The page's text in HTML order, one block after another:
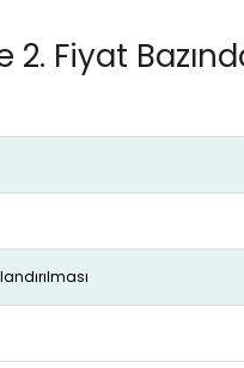
2. Fiyat